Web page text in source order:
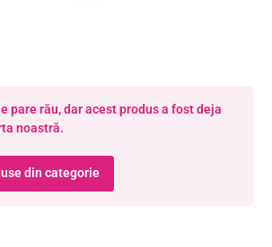
pare rău, dar acest produs a fost deja
noastră.
din categorie